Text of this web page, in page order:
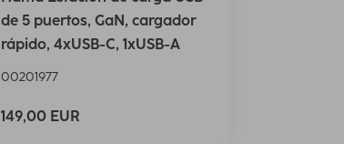
de 5 puertos, GaN, cargador
rápido, 4xUSB-C, 1xUSB-A
00201977
149,00 EUR